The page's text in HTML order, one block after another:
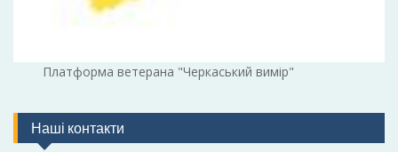
Платформа ветерана "Черкаський вимір"
Наші контакти